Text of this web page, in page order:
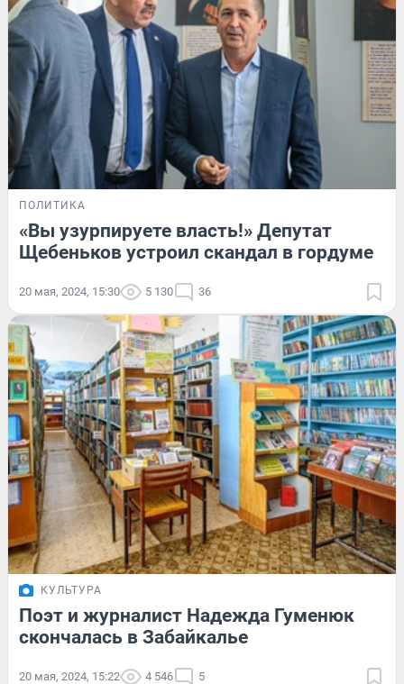
ПОЛИТИКА
«Вы узурпируете власть!» Депутат
Щебеньков устроил скандал в гордуме
20 мая, 2024, 15:30 5 130 36
КУЛЬТУРА
Поэт и журналист Надежда Гуменюк
скончалась в Забайкалье
20 мая, 2024, 15:22 4 546 5